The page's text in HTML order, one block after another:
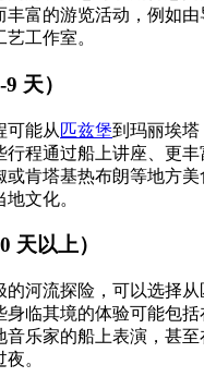
丰富的游览活动，例如
工作室。
天）
可能从 匹兹堡到玛丽埃塔
行程通过船上讲座、更
或肯塔基热布朗等地方
文化。
天以上）
的河流探险，可以选择从
身临其境的体验可能包
音乐家的船上表演，甚至
。